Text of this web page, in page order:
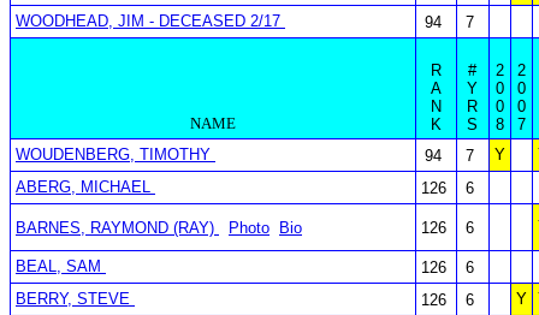
WOODHEAD, JIM - DECEASED 2/17
94 7
NAME
R
A
N
K
#
Y
R
S
2
0
0
8
2
0
0
7
WOUDENBERG, TIMOTHY
94 7 Y
ABERG, MICHAEL
126 6
BARNES, RAYMOND (RAY) Photo Bio 126 6
BEAL, SAM 126
6
BERRY, STEVE
126 6 Y